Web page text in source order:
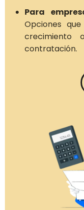
Para
Opciones
crecimiento
contratación.